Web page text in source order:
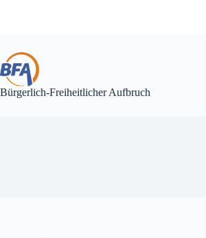
Bürgerlich-Freiheitlicher Aufbruch